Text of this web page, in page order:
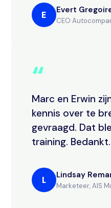
E Evert
CEO
“
Marc en Erwin
kennis over te
gevraagd. Dat
training. Bedankt.
L Lindsay
Marketeer, AIS